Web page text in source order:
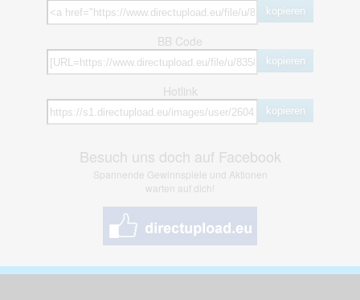
kopieren
BB Code
kopieren
Hotlink
kopieren
Besuch uns doch auf Facebook
Spannende Gewinnspiele und Aktionen
warten auf dich!